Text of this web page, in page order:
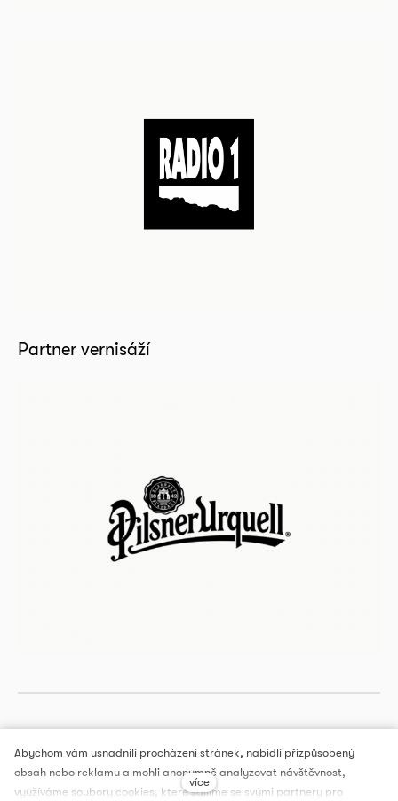
Partner vernisáží
DOX PRAGUE, a.s.
Abychom vám usnadnili procházení stránek, nabídli přizpůsobený
obsah nebo reklamu a mohli anonymně analyzovat návštěvnost,
využíváme soubory cookies, které sdílíme se svými partnery pro
více